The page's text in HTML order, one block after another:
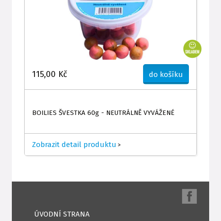
115,00 Kč do košíku
BOILIES ŠVESTKA 60g - NEUTRÁLNĚ VYVÁŽENÉ
Zobrazit detail produktu >
ÚVODNÍ STRANA